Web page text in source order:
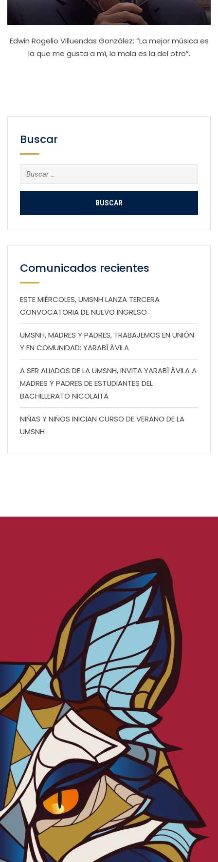
Edwin Rogelio Villuendas González: “La mejor música es
la que me gusta a mí, la mala es la del otro”.
Buscar
Buscar:
Comunicados recientes
ESTE MIÉRCOLES, UMSNH LANZA TERCERA
CONVOCATORIA DE NUEVO INGRESO
UMSNH, MADRES Y PADRES, TRABAJEMOS EN UNIÓN
Y EN COMUNIDAD: YARABÍ ÁVILA
A SER ALIADOS DE LA UMSNH, INVITA YARABÍ ÁVILA A
MADRES Y PADRES DE ESTUDIANTES DEL
BACHILLERATO NICOLAITA
NIÑAS Y NIÑOS INICIAN CURSO DE VERANO DE LA
UMSNH